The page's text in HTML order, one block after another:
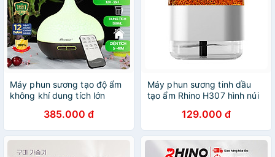
Máy phun sương tạo độ ẩm
không khí dung tích lớn
phòng điều hòa, khuếch tán
tinh dầu - Chĩnh Hãng -
VinBuy
385.000 đ
Máy phun sương tinh dầu
tạo ẩm Rhino H307 hình núi
hợp đèn - Hàng chính hãng
129.000 đ